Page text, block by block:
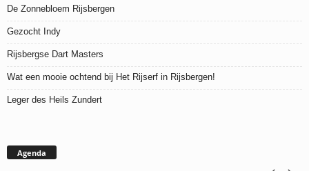
De Zonnebloem Rijsbergen
Gezocht Indy
Rijsbergse Dart Masters
Wat een mooie ochtend bij Het Rijserf in Rijsbergen!
Leger des Heils Zundert
Agenda